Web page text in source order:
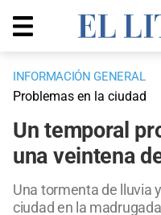
INFORMACIÓN GENERAL
Problemas en la ciudad
Un temporal
una veintena
Una tormenta de lluvia
ciudad en la